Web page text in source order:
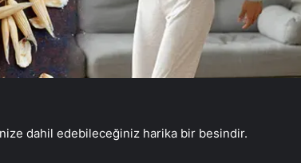
dahil edebileceğiniz harika bir besindir.